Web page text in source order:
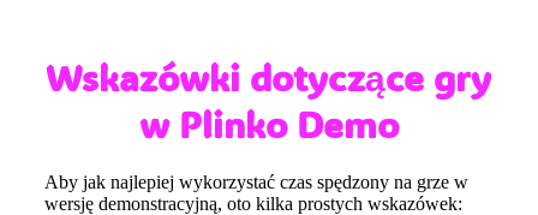
Wskazówki dotyczące gry
w Plinko Demo
Aby jak najlepiej wykorzystać czas spędzony na grze w
wersję demonstracyjną, oto kilka prostych wskazówek: